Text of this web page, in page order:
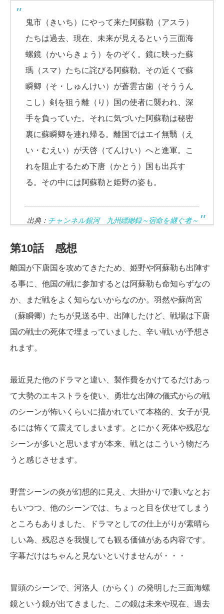
鬼市（きいち）にやって来た阿蘇勒（アスラ）
たちは過去、現在、未来が見えるという三面海
螺鏡（かいらきょう）をのぞく。鏡に映った蘇
瑪（スマ）たちに詫びる阿蘇勒。その近くで蘇
瞬卿（そ・しゅんけい）が蒼雲古歯（そううん
こし）剣を狙う離（り）国の使者に襲われ、深
手を負っていた。それに気づいた阿蘇勒は秘密
裏に蘇瞬卿を連れ帰る。離国ではエイ無翳（え
い・むえい）が天啓（てんけい）へと進軍。こ
れを阻止するため下唐（かとう）国も出兵す
る。その中には阿蘇勒と姫野の姿も。
出典： チャンネル銀河 九州縹緲録～宿命を継ぐ者～
第10話 感想
離国が下唐国を攻めてきたため、姫野や阿蘇勒も出陣す
る事に、他国の戦に参加するとは阿蘇勒も命知らずなの
か、まだ戦をよく知らないからなのか。羽然や蘇尚宮
（蘇瞬卿）たちが見送る中、出陣したけど、戦場は下唐
国の戦士の死体で埋まっていました、辛い戦いが予想さ
れます。
最近見た他のドラマと違い、製作費をかけてるだけあっ
て大勢のエキストラを使い、勇壮な出陣の儀式からの戦
のシーンが怖いくらいに描かれていて本格的、女子が見
るには怖くて震えてしまいます。とにかく死体や残忍な
シーンが多いと思いますが本来、戦とはこういう物だろ
うと感じさせます。
野営シーンの炎が幻想的に見え、大掛かりで凄いなとお
もいつつ、他のシーンでは、ちょっと目を伏せてしまう
ところもありました、ドラマとしての仕上がりが素晴ら
しい為、残忍さを我慢しても観る価値がある内容です。
字幕だけはちゃんと見ないといけませんが・・・
冒頭のシーンで、河洛人（からく）の発明した三面海螺
鏡という鏡が出てきました、この鏡は未来や現在、過去